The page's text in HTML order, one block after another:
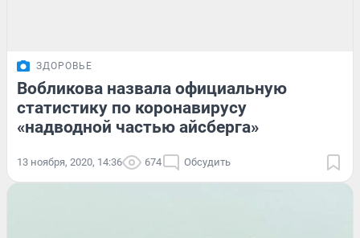
ЗДОРОВЬЕ
Вобликова назвала официальную
статистику по коронавирусу
«надводной частью айсберга»
13 ноября, 2020, 14:36 674 Обсудить